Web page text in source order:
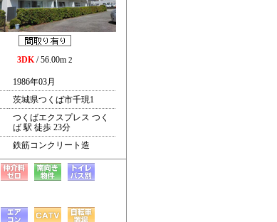
3DK/ 56.00m 2
1986年03月
茨城県つくば市千現1
つくばエクスプレス つく
ば 駅 徒歩 23分
鉄筋コンクリート造